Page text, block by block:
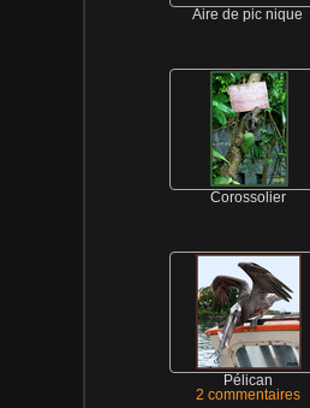
Aire de pic nique
Corossolier
Pélican
2 commentaires